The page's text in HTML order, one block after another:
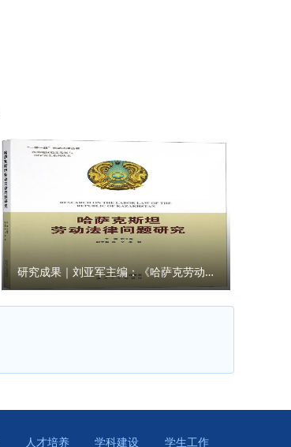
研究成果｜刘亚军主编：《哈萨克劳动法律问题研究》
人才培养 学科建设 学生工作